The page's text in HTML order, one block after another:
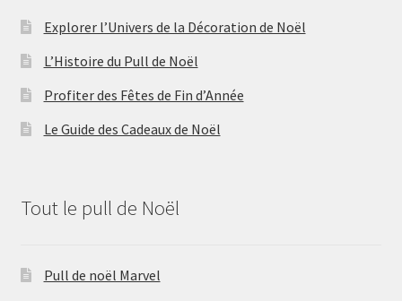
Explorer l’Univers de la Décoration de Noël
L’Histoire du Pull de Noël
Profiter des Fêtes de Fin d’Année
Le Guide des Cadeaux de Noël
Tout le pull de Noël
Pull de noël Marvel